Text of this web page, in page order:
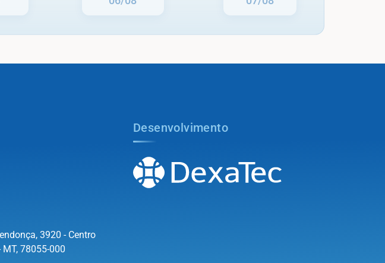
3920 - Centro
78055-000
Desenvolvimento